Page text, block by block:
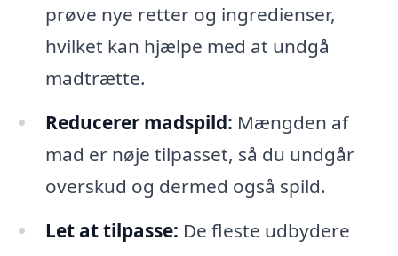
prøve nye retter og ingredienser,
hvilket kan hjælpe med at undgå
madtrætte.
Reducerer madspild: Mængden af
mad er nøje tilpasset, så du undgår
overskud og dermed også spild.
Let at tilpasse: De fleste udbydere